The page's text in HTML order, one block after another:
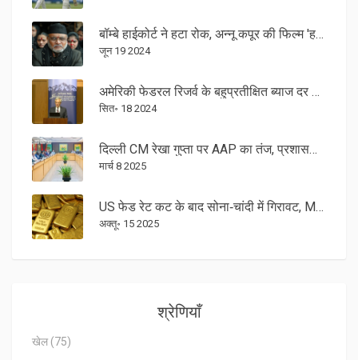
बॉम्बे हाईकोर्ट ने हटा रोक, अन्नू कपूर की फिल्म 'हमारे बारह' के लिए सुझाव दिए कुछ संशोधन
जून 19 2024
अमेरिकी फेडरल रिजर्व के बहुप्रतीक्षित ब्याज दर कटौती की घोषणा के लिए तैयार
सित॰ 18 2024
दिल्ली CM रेखा गुप्ता पर AAP का तंज, प्रशासनिक समझ पर उठाए सवाल
मार्च 8 2025
US फेड रेट कट के बाद सोना‑चांदी में गिरावट, MCX पर कीमतें 18‑सितंबर को गिरें
अक्तू॰ 15 2025
श्रेणियाँ
खेल (75)